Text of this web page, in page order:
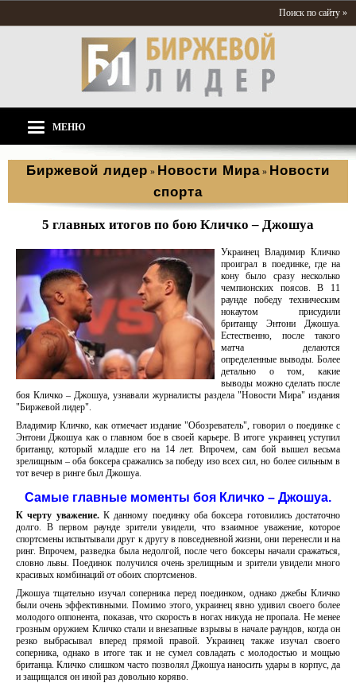
Поиск по сайту »
МЕНЮ
Биржевой лидер » Новости Мира » Новости
спорта
5 главных итогов по бою Кличко – Джошуа
Украинец Владимир Кличко
проиграл в поединке, где на
кону было сразу несколько
чемпионских поясов. В 11
раунде победу техническим
нокаутом присудили
британцу Энтони Джошуа.
Естественно, после такого
матча делаются
определенные выводы. Более
детально о том, какие
выводы можно сделать после
боя Кличко – Джошуа, узнавали журналисты раздела "Новости Мира" издания
"Биржевой лидер".
Владимир Кличко, как отмечает издание "Обозреватель", говорил о поединке с
Энтони Джошуа как о главном бое в своей карьере. В итоге украинец уступил
британцу, который младше его на 14 лет. Впрочем, сам бой вышел весьма
зрелищным – оба боксера сражались за победу изо всех сил, но более сильным в
тот вечер в ринге был Джошуа.
Самые главные моменты боя Кличко – Джошуа.
К черту уважение.К данному поединку оба боксера готовились достаточно
долго. В первом раунде зрители увидели, что взаимное уважение, которое
спортсмены испытывали друг к другу в повседневной жизни, они перенесли и на
ринг. Впрочем, разведка была недолгой, после чего боксеры начали сражаться,
словно львы. Поединок получился очень зрелищным и зрители увидели много
красивых комбинаций от обоих спортсменов.
Джошуа тщательно изучал соперника перед поединком, однако джебы Кличко
были очень эффективными. Помимо этого, украинец явно удивил своего более
молодого оппонента, показав, что скорость в ногах никуда не пропала. Не менее
грозным оружием Кличко стали и внезапные взрывы в начале раундов, когда он
резко выбрасывал вперед прямой правой. Украинец также изучал своего
соперника, однако в итоге так и не сумел совладать с молодостью и мощью
британца. Кличко слишком часто позволял Джошуа наносить удары в корпус, да
и защищался он иной раз довольно коряво.